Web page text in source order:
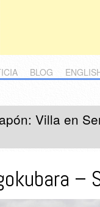
BLOG
Villa en
–